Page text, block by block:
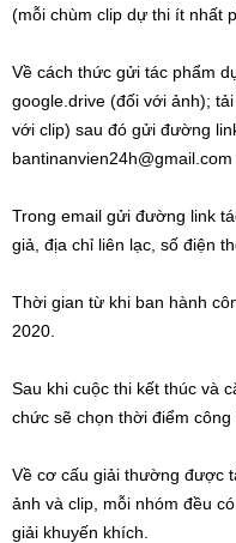
(mỗi chùm clip dự thi ít nhất
Về cách thức gửi tác phẩm
google.drive (đối với ảnh);
với clip) sau đó gửi đường
bantinanvien24h@gmail.com
Trong email gửi đường link
giả, địa chỉ liên lạc, số điện
Thời gian từ khi ban hành
2020.
Sau khi cuộc thi kết thúc và
chức sẽ chọn thời điểm
Về cơ cấu giải thường được
ảnh và clip, mỗi nhóm đều
giải khuyến khích.